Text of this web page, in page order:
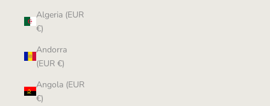
Algeria (EUR
€)
Andorra
(EUR €)
Angola (EUR
€)